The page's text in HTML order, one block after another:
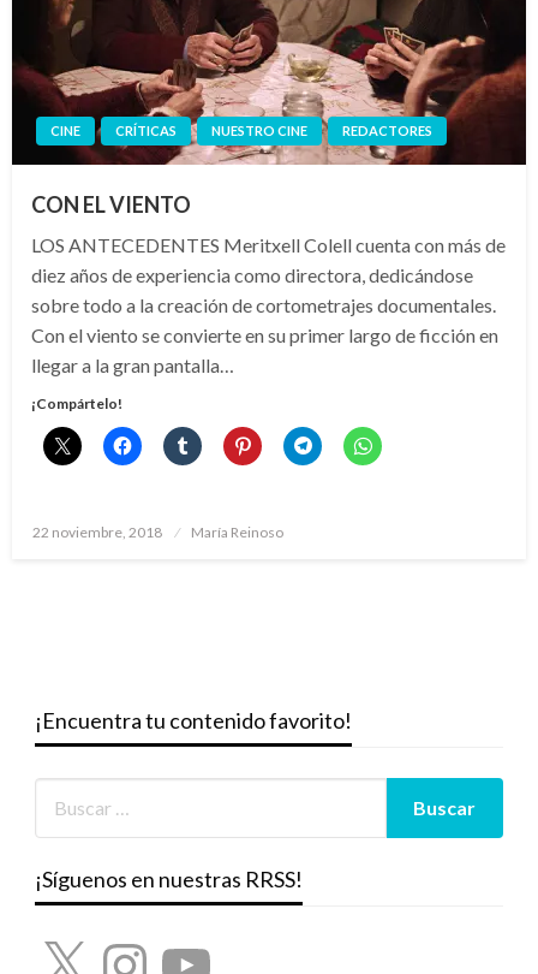
CINE CRÍTICAS NUESTRO CINE REDACTORES
CON EL VIENTO
LOS ANTECEDENTES Meritxell Colell cuenta con más de
diez años de experiencia como directora, dedicándose
sobre todo a la creación de cortometrajes documentales.
Con el viento se convierte en su primer largo de ficción en
llegar a la gran pantalla…
¡Compártelo!
Publicado
22 noviembre, 2018 María Reinoso
¡Encuentra tu contenido favorito!
¡Síguenos en nuestras RRSS!
X InstagramYouTube